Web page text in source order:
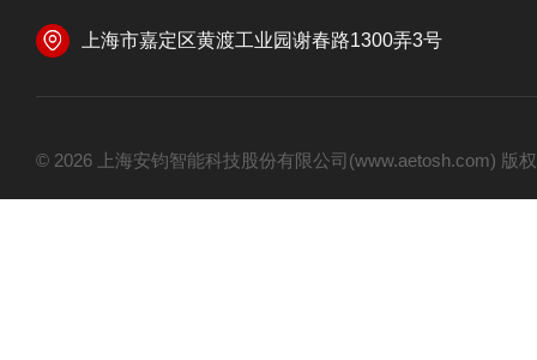
上海市嘉定区黄渡工业园谢春路1300弄3号
© 2026 上海安钧智能科技股份有限公司(www.aetosh.com)